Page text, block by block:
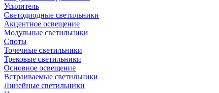
Усилитель
Светодиодные светильники
Акцентное освещение
Модульные светильники
Споты
Точечные светильники
Трековые светильники
Основное освещение
Встраиваемые светильники
Линейные светильники